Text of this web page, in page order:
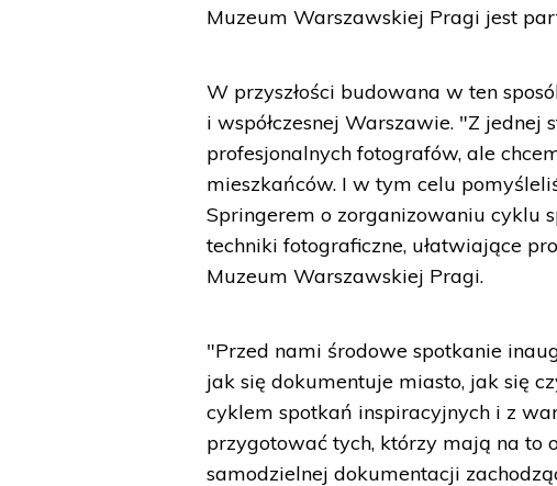
Muzeum Warszawskiej Pragi jest
W przyszłości budowana w ten
i współczesnej Warszawie. "Z jednej
profesjonalnych fotografów, ale
mieszkańców. I w tym celu
Springerem o zorganizowaniu cyklu
techniki fotograficzne, ułatwiające
Muzeum Warszawskiej Pragi.
"Przed nami środowe spotkanie
jak się dokumentuje miasto, jak się
cyklem spotkań inspiracyjnych i z
przygotować tych, którzy mają na to
samodzielnej dokumentacji